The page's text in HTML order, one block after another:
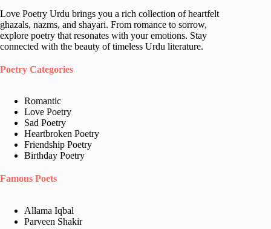
Love Poetry Urdu brings you a rich collection of heartfelt
ghazals, nazms, and shayari. From romance to sorrow,
explore poetry that resonates with your emotions. Stay
connected with the beauty of timeless Urdu literature.
Poetry Categories
Romantic
Love Poetry
Sad Poetry
Heartbroken Poetry
Friendship Poetry
Birthday Poetry
Famous Poets
Allama Iqbal
Parveen Shakir